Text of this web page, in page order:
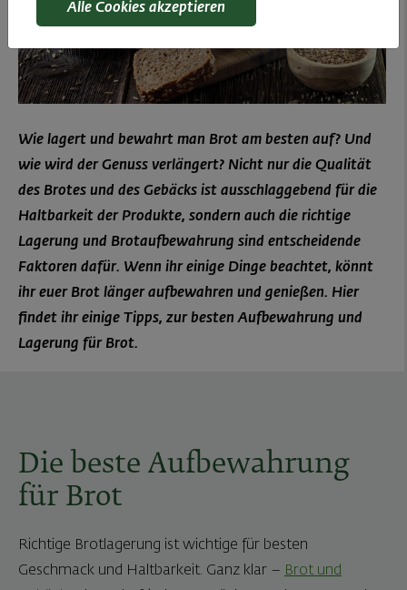
Wie lagert und bewahrt man Brot am besten auf? Und
wie wird der Genuss verlängert? Nicht nur die Qualität
des Brotes und des Gebäcks ist ausschlaggebend für die
Haltbarkeit der Produkte, sondern auch die richtige
Lagerung und Brotaufbewahrung sind entscheidende
Faktoren dafür. Wenn ihr einige Dinge beachtet, könnt
ihr euer Brot länger aufbewahren und genießen. Hier
findet ihr einige Tipps, zur besten Aufbewahrung und
Lagerung für Brot.
Die beste Aufbewahrung
für Brot
Richtige Brotlagerung ist wichtige für besten
Geschmack und Haltbarkeit. Ganz klar – Brot und
Alle Cookies akzeptieren